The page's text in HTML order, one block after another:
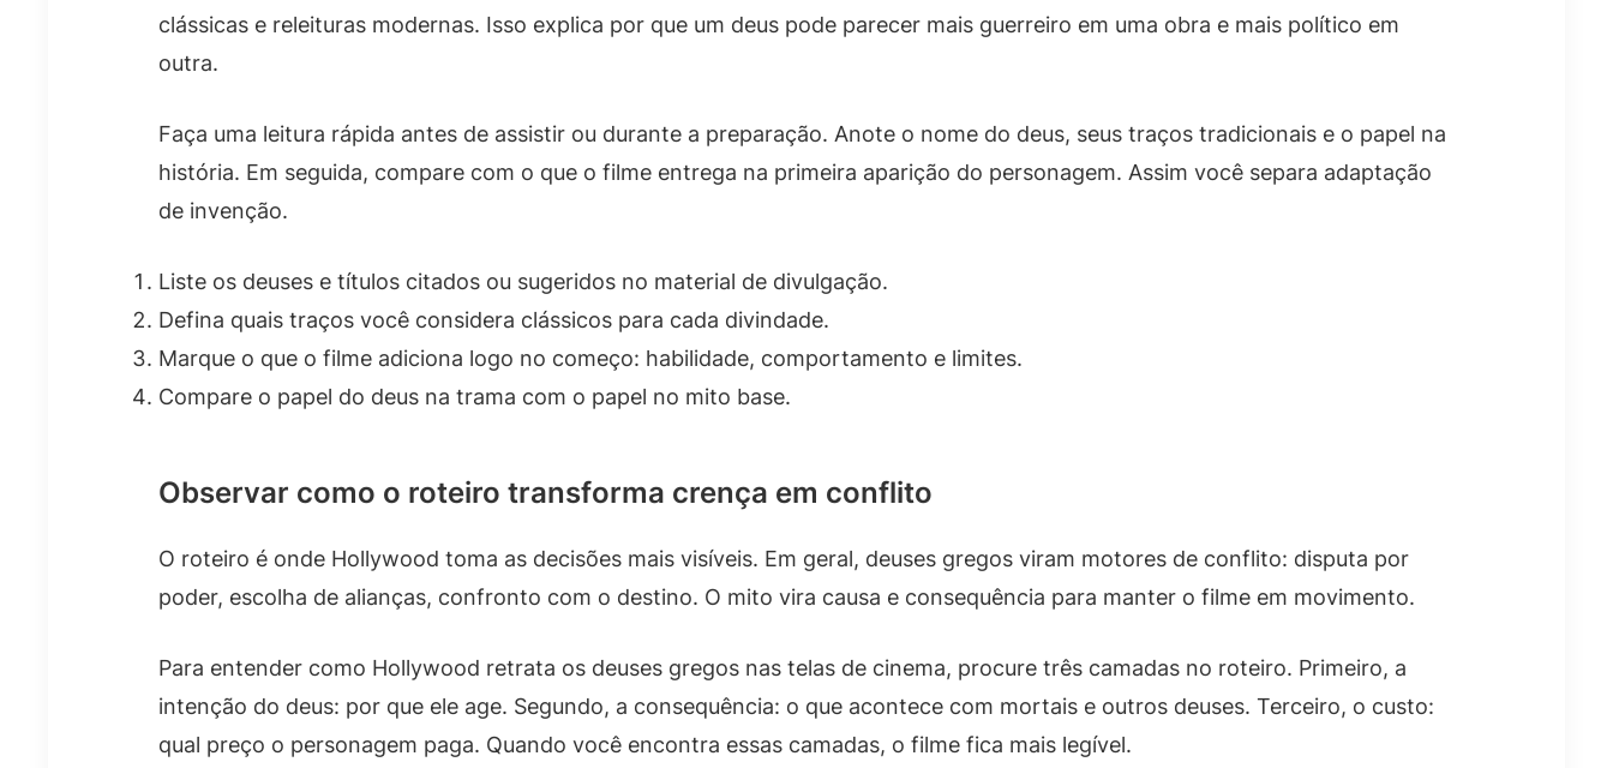
clássicas e releituras modernas. Isso explica por que um deus pode parecer mais guerreiro em uma obra e mais político em
outra.
Faça uma leitura rápida antes de assistir ou durante a preparação. Anote o nome do deus, seus traços tradicionais e o papel na
história. Em seguida, compare com o que o filme entrega na primeira aparição do personagem. Assim você separa adaptação
de invenção.
Liste os deuses e títulos citados ou sugeridos no material de divulgação.
Defina quais traços você considera clássicos para cada divindade.
Marque o que o filme adiciona logo no começo: habilidade, comportamento e limites.
Compare o papel do deus na trama com o papel no mito base.
Observar como o roteiro transforma crença em conflito
O roteiro é onde Hollywood toma as decisões mais visíveis. Em geral, deuses gregos viram motores de conflito: disputa por
poder, escolha de alianças, confronto com o destino. O mito vira causa e consequência para manter o filme em movimento.
Para entender como Hollywood retrata os deuses gregos nas telas de cinema, procure três camadas no roteiro. Primeiro, a
intenção do deus: por que ele age. Segundo, a consequência: o que acontece com mortais e outros deuses. Terceiro, o custo:
qual preço o personagem paga. Quando você encontra essas camadas, o filme fica mais legível.